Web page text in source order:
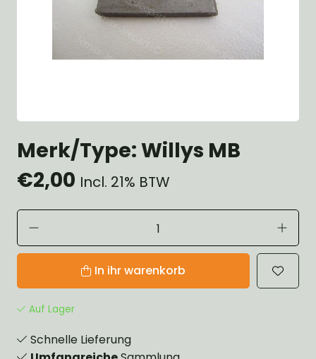
Merk/Type: Willys MB
€2,00 Incl. 21% BTW
In ihr warenkorb
Auf Lager
Schnelle Lieferung